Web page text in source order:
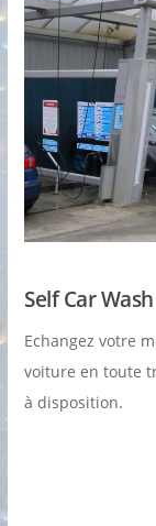
Self Car Wash
Echangez votre
voiture en toute
à disposition.